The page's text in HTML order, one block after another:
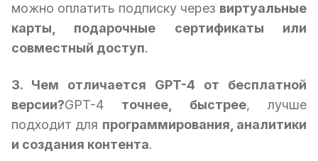
можно оплатить подписку через виртуальные
карты, подарочные сертификаты или
совместный доступ.
3. Чем отличается GPT-4 от бесплатной
версии?GPT-4 точнее, быстрее, лучше
подходит для программирования, аналитики
и создания контента.